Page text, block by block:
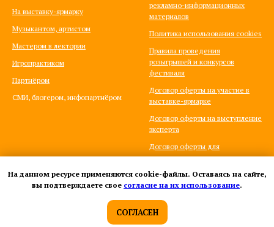
На выставку-ярмарку
Музыкантом, артистом
Мастером в лектории
Игропрактиком
Партнёром
СМИ, блогером, инфопартнёром
рекламно-информационных
материалов
Политика использования cookies
Правила проведения
розыгрышей и конкурсов
фестиваля
Договор оферты на участие в
выставке-ярмарке
Договор оферты на выступление
эксперта
Договор оферты для
игропрактиков
На данном ресурсе применяются cookie-файлы. Оставаясь на сайте,
вы подтверждаете свое согласие на их использование.
СОГЛАСЕН